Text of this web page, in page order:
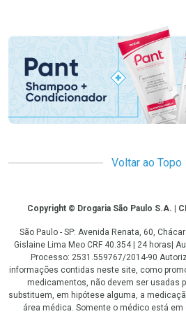
Promoção em
Voltar ao Topo
CopyrightCopyright © Drogaria São Paulo S.A. |
São Paulo - SP: Avenida Renata, 60,
Gislaine Lima Meo CRF 40.354 | 24 horas|
Processo: 2531.559767/2014-90
informações contidas neste site, como
medicamentos, não devem ser usadas
substituem, em hipótese alguma, a
área médica. Somente o médico está